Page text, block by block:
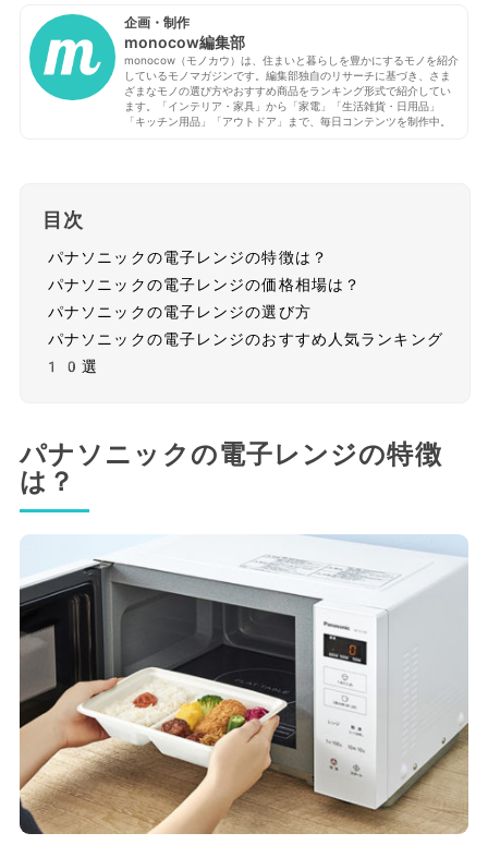
企画・制作
monocow編集部
monocow（モノカウ）は、住まいと暮らしを豊かにするモノを紹介
しているモノマガジンです。編集部独自のリサーチに基づき、さま
ざまなモノの選び方やおすすめ商品をランキング形式で紹介してい
ます。「インテリア・家具」から「家電」「生活雑貨・日用品」
「キッチン用品」「アウトドア」まで、毎日コンテンツを制作中。
目次
パナソニックの電子レンジの特徴は？
パナソニックの電子レンジの価格相場は？
パナソニックの電子レンジの選び方
パナソニックの電子レンジのおすすめ人気ランキング
10選
パナソニックの電子レンジの特徴
は？